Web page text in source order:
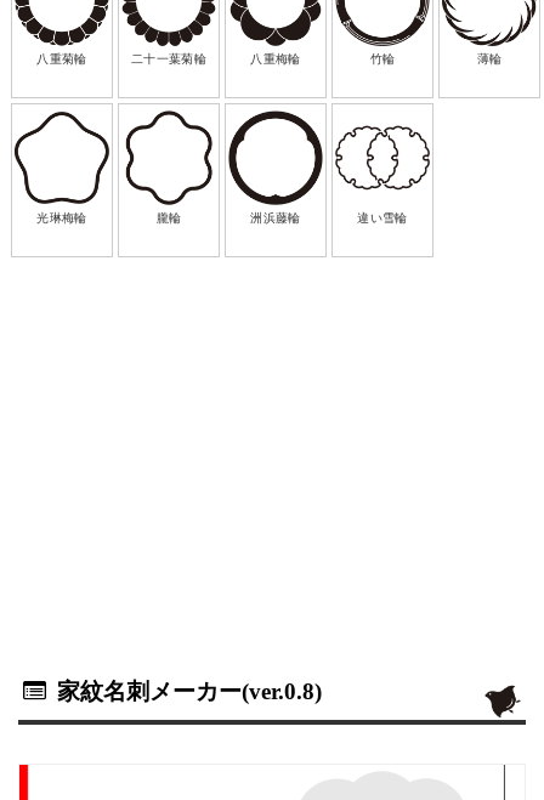
八重菊輪 二十一葉菊輪 八重梅輪 竹輪 薄輪
光琳梅輪 朧輪 洲浜藤輪 違い雪輪
家紋名刺メーカー(ver.0.8)